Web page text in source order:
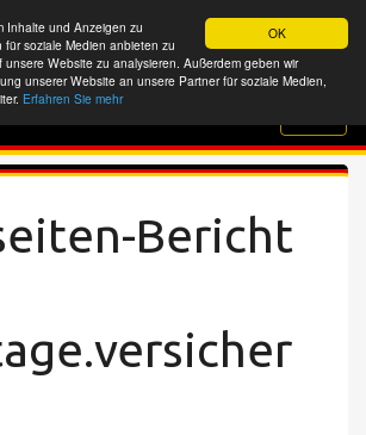
OK
Inhalte und Anzeigen zu
soziale Medien anbieten zu
Website zu analysieren. Außerdem geben wir
unserer Website an unsere Partner für soziale Medien,
Erfahren Sie mehr
Bericht